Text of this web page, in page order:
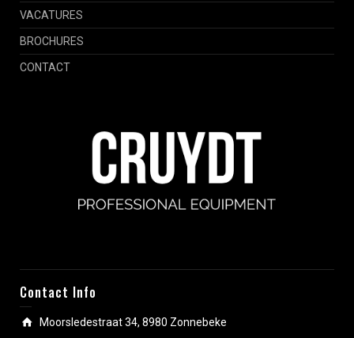
VACATURES
BROCHURES
CONTACT
Contact Info
Moorsledestraat 34, 8980 Zonnebeke